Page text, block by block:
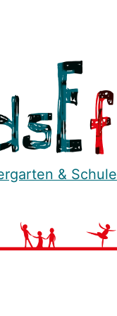
& Schule